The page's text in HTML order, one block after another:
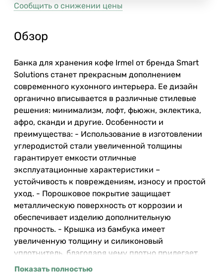
Сообщить о снижении цены
Обзор
Банка для хранения кофе Irmel от бренда Smart
Solutions станет прекрасным дополнением
современного кухонного интерьера. Ее дизайн
органично вписывается в различные стилевые
решения: минимализм, лофт, фьюжн, эклектика,
афро, сканди и другие. Особенности и
преимущества: - Использование в изготовлении
углеродистой стали увеличенной толщины
гарантирует емкости отличные
эксплуатационные характеристики –
устойчивость к повреждениям, износу и простой
уход. - Порошковое покрытие защищает
металлическую поверхность от коррозии и
обеспечивает изделию дополнительную
прочность. - Крышка из бамбука имеет
увеличенную толщину и силиконовый
уплотнитель, благодаря чему плотно прилегает,
исключая попадание внутрь банки пыли и влаги.
Показать полностью